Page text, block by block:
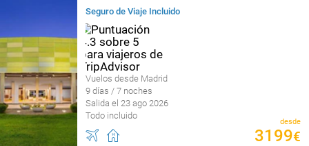
Seguro de Viaje Incluido
Vuelos desde Madrid
9 días / 7 noches
Salida el 23 ago 2026
Todo incluido
desde
3199€